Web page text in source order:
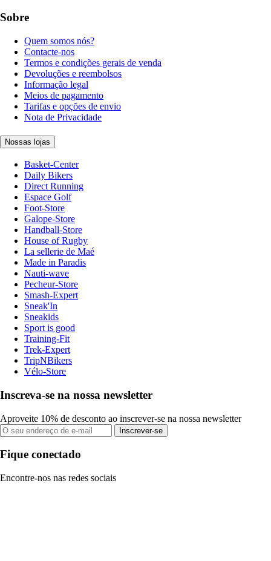
Sobre
Quem somos nós?
Contacte-nos
Termos e condições gerais de venda
Devoluções e reembolsos
Informação legal
Meios de pagamento
Tarifas e opções de envio
Nota de Privacidade
Nossas lojas
Basket-Center
Daily Bikers
Direct Running
Espace Golf
Foot-Store
Galope-Store
Handball-Store
House of Rugby
La sellerie de Maé
Made in Paradis
Nauti-wave
Pecheur-Store
Smash-Expert
Sneak'In
Sneakids
Sport is good
Training-Fit
Trek-Expert
TripNBikers
Vélo-Store
Inscreva-se na nossa newsletter
Aproveite 10% de desconto ao inscrever-se na nossa newsletter
Inscrever-se
Fique conectado
Encontre-nos nas redes sociais